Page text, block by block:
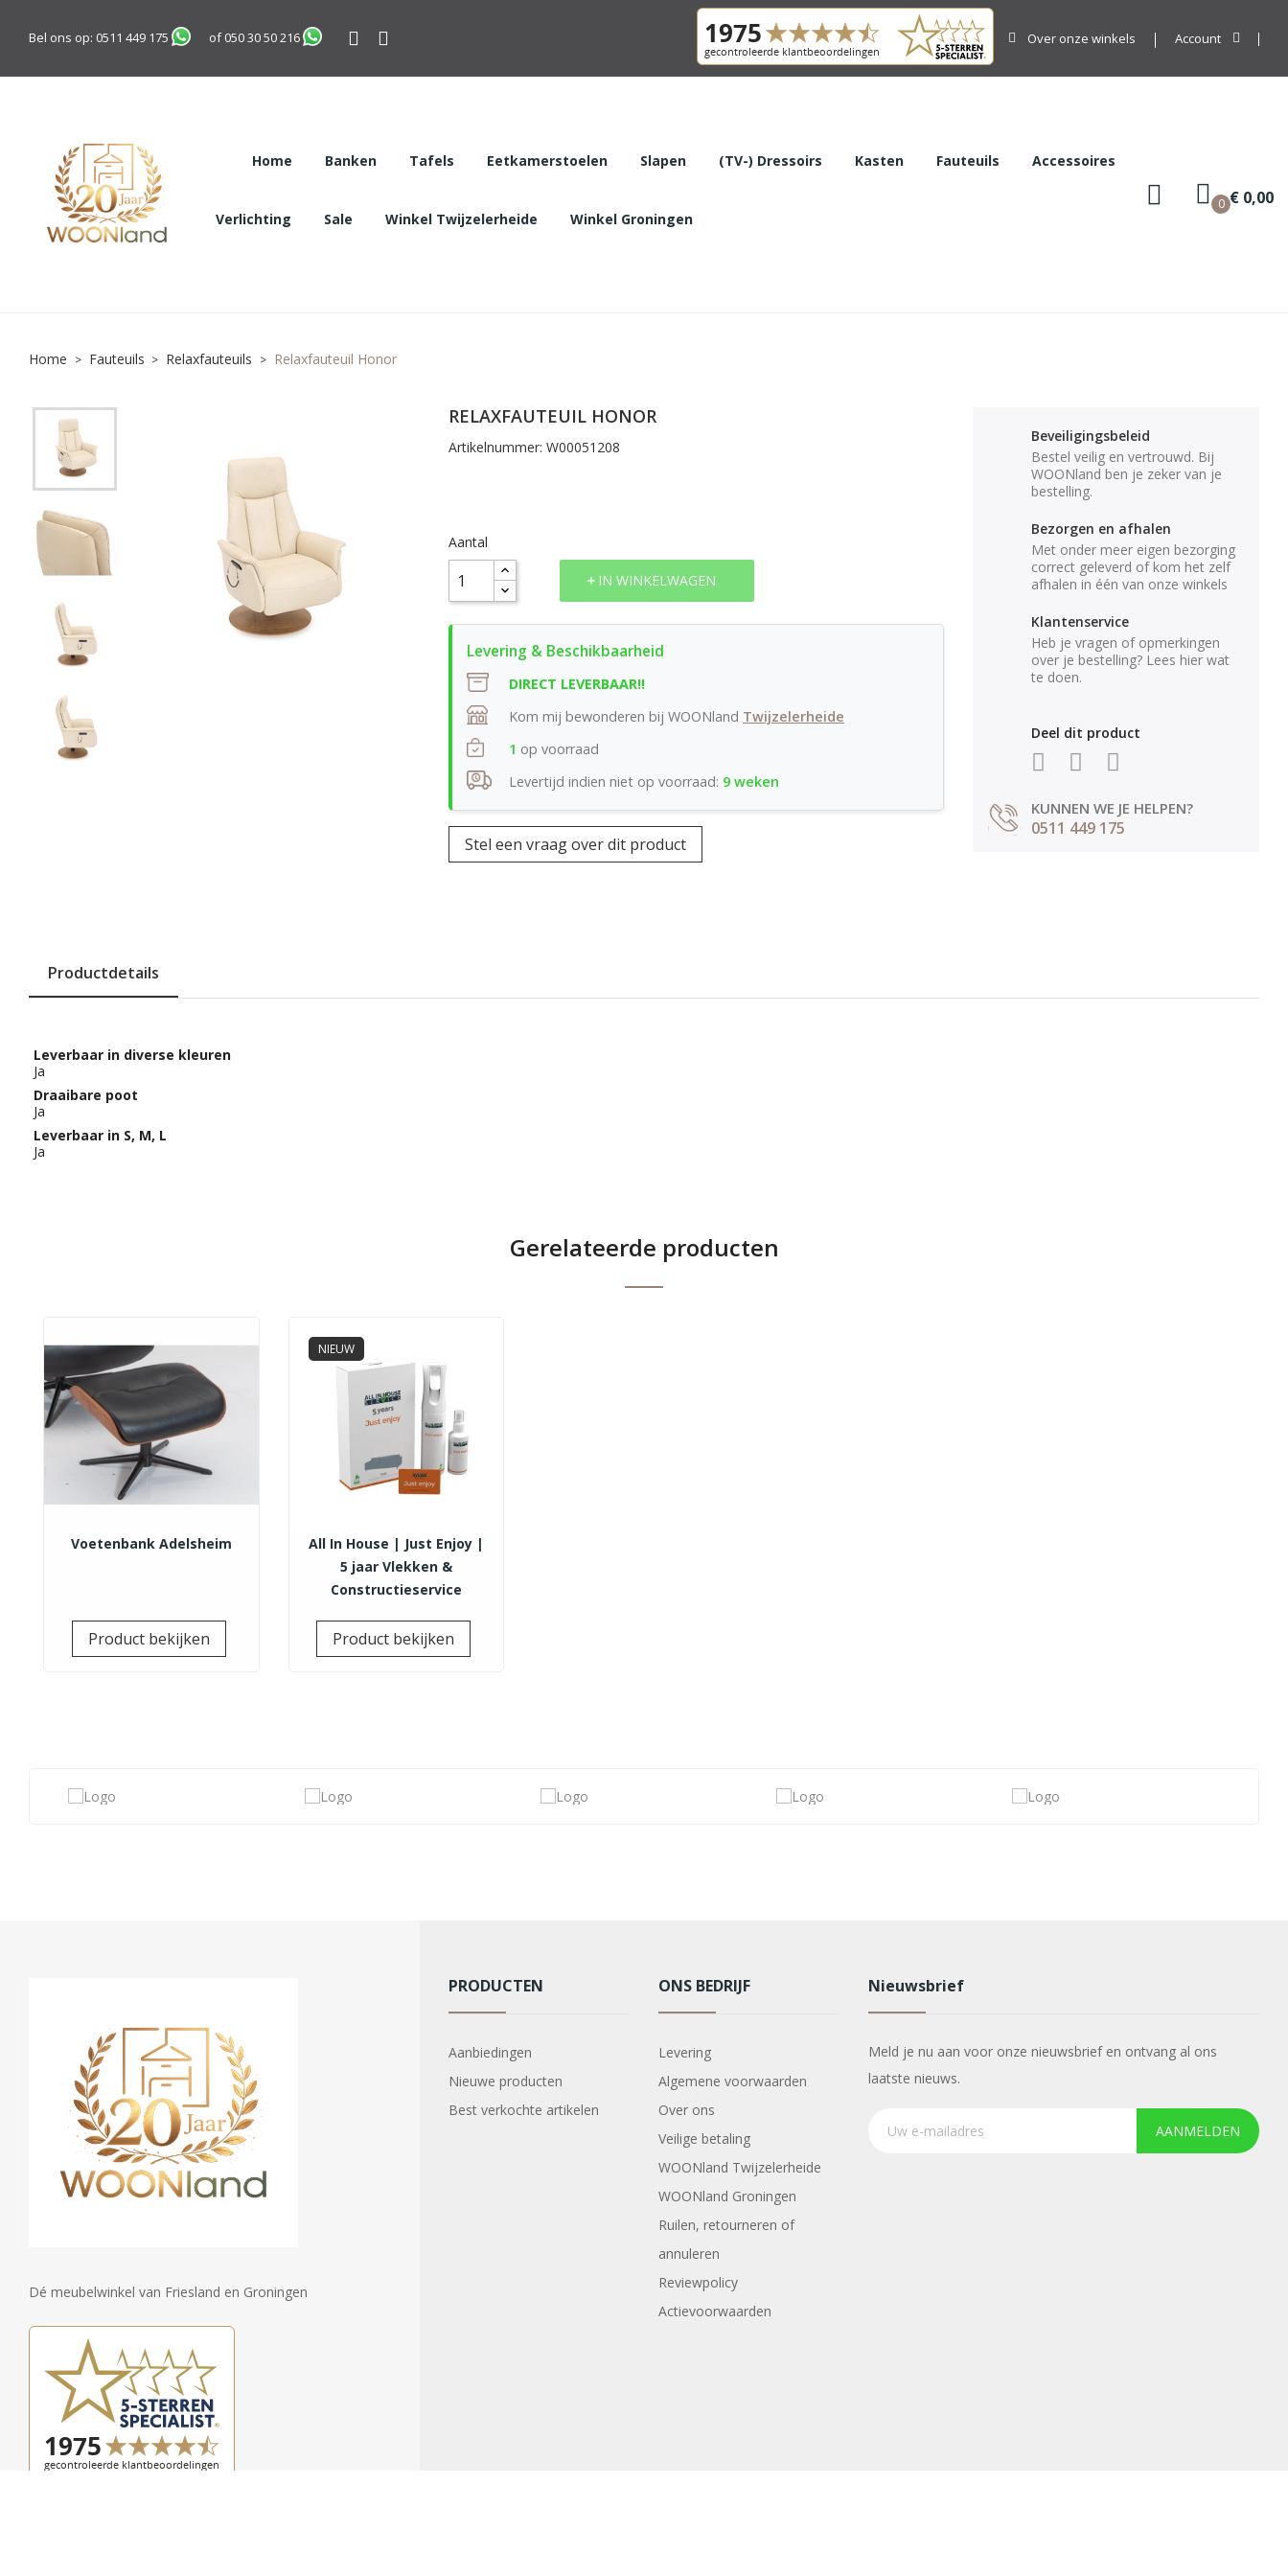
Bel ons op: 0511 449 175 of050 30 50 216 Over onze winkels Account
Home Banken Tafels Eetkamerstoelen Slapen (TV-) Dressoirs Kasten Fauteuils Accessoires
Verlichting Sale Winkel Twijzelerheide Winkel Groningen
0 € 0,00
Home Fauteuils Relaxfauteuils Relaxfauteuil Honor
RELAXFAUTEUIL HONOR
Artikelnummer: W00051208
Aantal
IN WINKELWAGEN
DIRECT LEVERBAAR!!
Kom mij bewonderen bij WOONland Twijzelerheide
1 op voorraad
Levertijd indien niet op voorraad: 9 weken
Stel een vraag over dit product
Beveiligingsbeleid
Bestel veilig en vertrouwd. Bij
WOONland ben je zeker van je
bestelling.
Bezorgen en afhalen
Met onder meer eigen bezorging
correct geleverd of kom het zelf
afhalen in één van onze winkels
Klantenservice
Heb je vragen of opmerkingen
over je bestelling? Lees hier wat
te doen.
Deel dit product
KUNNEN WE JE HELPEN?
0511 449 175
Productdetails
Leverbaar in diverse kleuren
Ja
Draaibare poot
Ja
Leverbaar in S, M, L
Ja
Gerelateerde producten
Voetenbank Adelsheim
Product bekijken
NIEUW
All In House | Just Enjoy |
5 jaar Vlekken &
Constructieservice
Product bekijken
Dé meubelwinkel van Friesland en Groningen
PRODUCTEN
Aanbiedingen
Nieuwe producten
Best verkochte artikelen
ONS BEDRIJF
Levering
Algemene voorwaarden
Over ons
Veilige betaling
WOONland Twijzelerheide
WOONland Groningen
Ruilen, retourneren of
annuleren
Reviewpolicy
Actievoorwaarden
Nieuwsbrief
Meld je nu aan voor onze nieuwsbrief en ontvang al ons
laatste nieuws.
AANMELDEN